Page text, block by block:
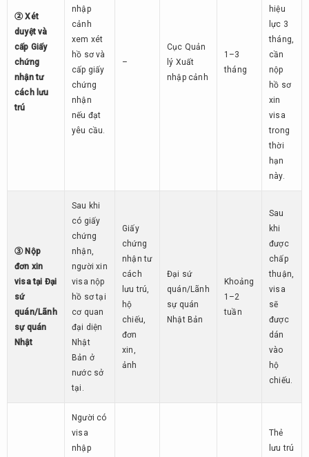
② Xét
duyệt và
cấp Giấy
chứng
nhận tư
cách lưu
trú
nhập
cảnh
xem xét
hồ sơ và
cấp giấy
chứng
nhận
nếu đạt
yêu cầu.
–
Cục Quản
lý Xuất
nhập cảnh
1–3
tháng
hiệu
lực 3
tháng,
cần
nộp
hồ sơ
xin
visa
trong
thời
hạn
này.
③ Nộp
đơn xin
visa tại Đại
sứ
quán/Lãnh
sự quán
Nhật
Sau khi
có giấy
chứng
nhận,
người xin
visa nộp
hồ sơ tại
cơ quan
đại diện
Nhật
Bản ở
nước sở
tại.
Giấy
chứng
nhận tư
cách
lưu trú,
hộ
chiếu,
đơn
xin,
ảnh
Đại sứ
quán/Lãnh
sự quán
Nhật Bản
Khoảng
1–2
tuần
Sau
khi
được
chấp
thuận,
visa
sẽ
được
dán
vào
hộ
chiếu.
Người có
visa
nhập
Thẻ
lưu trú